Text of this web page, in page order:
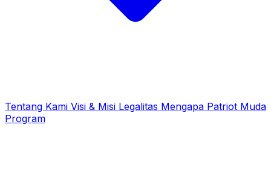
Tentang Kami Visi & Misi Legalitas Mengapa Patriot Muda
Program